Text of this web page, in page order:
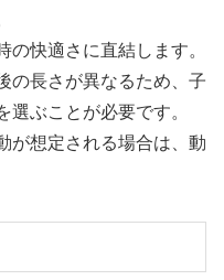
の快適さに直結します。
の長さが異なるため、子
ぶことが必要です。
が想定される場合は、動